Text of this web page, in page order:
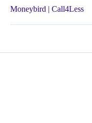
Moneybird | Call4Less